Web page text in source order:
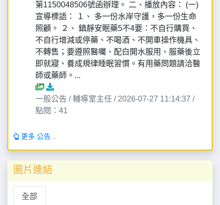
第1150048506號函辦理。 二、播放內容： (一)
宣導標語： １、 多一份水岸守護，多一份生命
照顧。 ２、 鎮靜安眠藥5不4要：不自行購買、
不自行增減或停藥、不喝酒、不開車操作機具、
不轉售；要遵照醫囑、配白開水服用、服藥後立
即就寢、養成規律睡眠習慣。有用藥問題請洽醫
師或藥師。...
一般公告 / 輔導室主任 / 2026-07-27 11:14:37 /
點閱：41
更多 公告...
圖片連結
全部